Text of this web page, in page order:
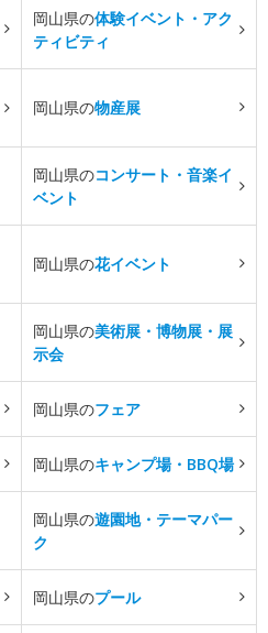
岡山県の体験イベント・アク
ティビティ
岡山県の物産展
岡山県のコンサート・音楽イ
ベント
岡山県の花イベント
岡山県の美術展・博物展・展
示会
岡山県のフェア
岡山県のキャンプ場・BBQ場
岡山県の遊園地・テーマパー
ク
岡山県のプール